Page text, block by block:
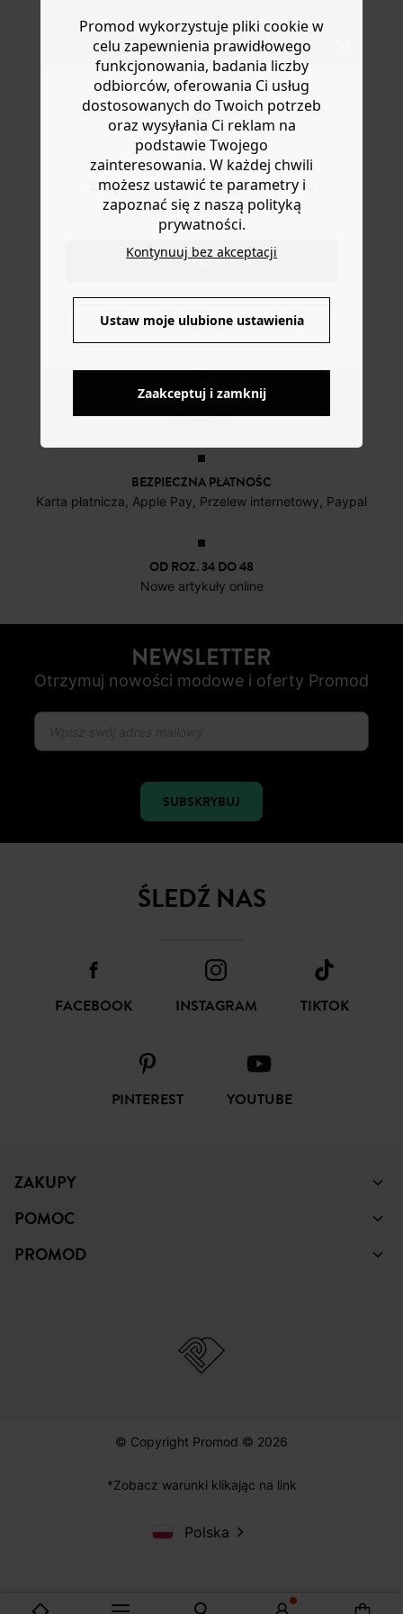
Do you want to be redirected to
www.promod.com ?
YES
NO
lub wymianę.
połączeniu z sandałami, aby nadać jej elegancki wygląd.
Prosty krój. Zapięcie na guziki (guziki z masy perłowej).
Krótkie rękawy. Zawiera bawełnę pochodzącą z
ekologicznych upraw, uprawianą bez pestycydów,
nawozów chemicznych i GMO.
DOSTAWA DO PACZKOMATÓW
4 do 6 dni roboczych
DARMOWE ZWROTY
do 30 dni
BEZPIECZNA PŁATNOŚC
Karta płatnicza, Apple Pay, Przelew internetowy, Paypal
OD ROZ. 34 DO 48
Nowe artykuły online
NEWSLETTER
Otrzymuj nowości modowe i oferty Promod
SUBSKRYBUJ
ŚLEDŹ NAS
FACEBOOK INSTAGRAM TIKTOK
PINTEREST YOUTUBE
ZAKUPY
POMOC
PROMOD
© Copyright Promod © 2026
*Zobacz warunki klikając na link
Polska
Promod wykorzystuje pliki cookie w
celu zapewnienia prawidłowego
funkcjonowania, badania liczby
odbiorców, oferowania Ci usług
dostosowanych do Twoich potrzeb
oraz wysyłania Ci reklam na
podstawie Twojego
zainteresowania. W każdej chwili
możesz ustawić te parametry i
zapoznać się z naszą polityką
prywatności.
Kontynuuj bez akceptacji
Ustaw moje ulubione ustawienia
Zaakceptuj i zamknij